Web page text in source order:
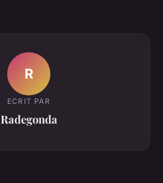
R
ECRIT PAR
Radegonda